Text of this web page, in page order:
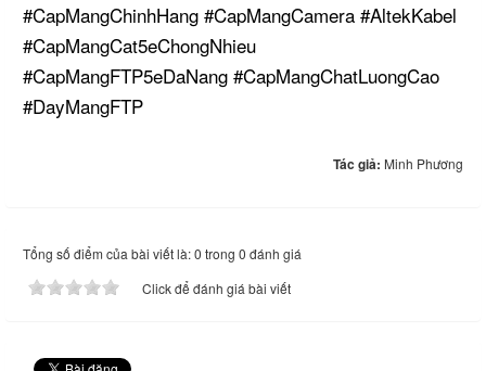
#CapMangChinhHang #CapMangCamera #AltekKabel
#CapMangCat5eChongNhieu
#CapMangFTP5eDaNang #CapMangChatLuongCao
#DayMangFTP
Tác giả: Minh Phương
Tổng số điểm của bài viết là: 0 trong 0 đánh giá
Click để đánh giá bài viết